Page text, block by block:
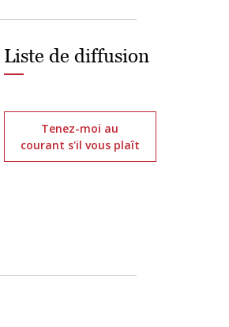
Liste de diffusion
Tenez-moi au
courant s'il vous plaît